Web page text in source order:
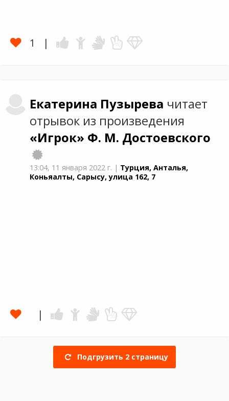
1
Екатерина Пузырева читает
отрывок из произведения
«Игрок» Ф. М. Достоевского
13:04, 11 января 2022 г. | Турция, Анталья,
Коньяалты, Сарысу, улица 162, 7
Подгрузить 2 страницу